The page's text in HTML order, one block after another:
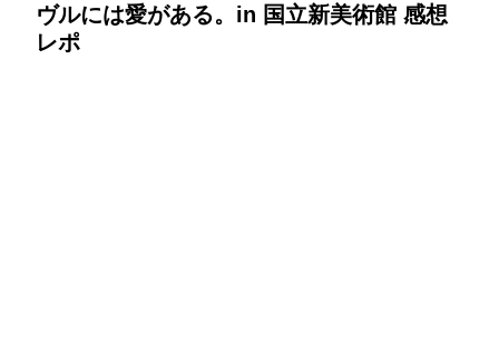
ヴルには愛がある。in 国立新美術館 感想
レポ